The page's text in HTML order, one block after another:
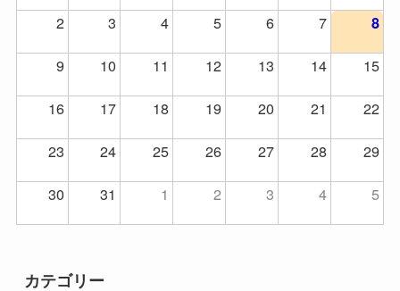
2
3 4 5 6 7 8
9 10 11 12 13 14
15
16
17 18 19 20 21
22
23
24 25 26 27 28
29
30
31 1 2 3 4 5
カテゴリー